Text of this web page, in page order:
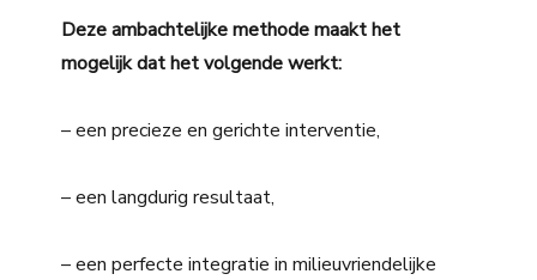
Deze ambachtelijke methode maakt het
mogelijk dat het volgende werkt:
– een precieze en gerichte interventie,
– een langdurig resultaat,
– een perfecte integratie in milieuvriendelijke